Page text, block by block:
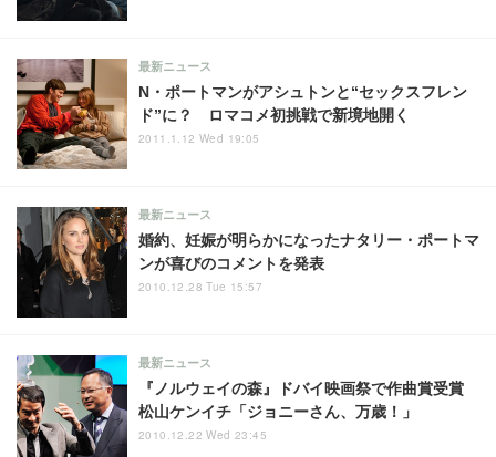
N・ポートマンがアシュトンと“セックスフレン
ド”に？ ロマコメ初挑戦で新境地開く
最新ニュース
2011.1.12 Wed 19:05
婚約、妊娠が明らかになったナタリー・ポートマ
ンが喜びのコメントを発表
最新ニュース
2010.12.28 Tue 15:57
『ノルウェイの森』ドバイ映画祭で作曲賞受賞
松山ケンイチ「ジョニーさん、万歳！」
最新ニュース
2010.12.22 Wed 23:45